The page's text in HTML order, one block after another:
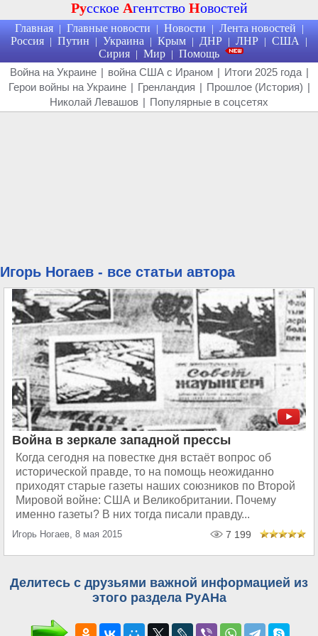
Русское Агентство Новостей
Главная | Главные новости | Новости | Лента новостей |
Россия | Путин | Украина | Крым | ДНР | ЛНР | США |
Сирия | Мир | Помощь
Война на Украине | война США с Ираном | Итоги 2025 года |
Герои войны на Украине | Гренландия | Прошлое (История) |
Николай Левашов | Популярные в соцсетях
Игорь Ногаев - все статьи автора
Война в зеркале западной прессы
Когда сегодня на повестке дня встаёт вопрос об
исторической правде, то на помощь неожиданно
приходят старые газеты наших союзников по Второй
Мировой войне: США и Великобритании. Почему
именно газеты? В них тогда писали правду...
Игорь Ногаев, 8 мая 2015 7 199
Делитесь с друзьями важной информацией из
этого раздела РуАНа